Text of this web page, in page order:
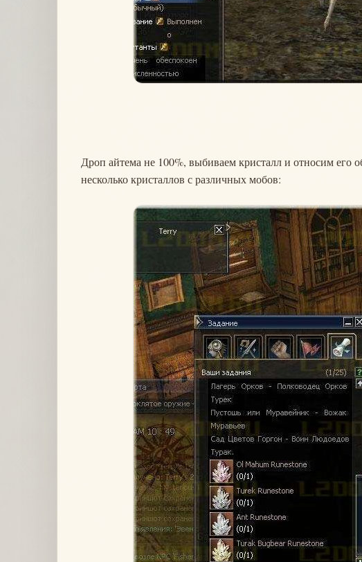
Дроп айтема не 100%, выбиваем кристалл и относим его
несколько кристаллов с различных мобов: